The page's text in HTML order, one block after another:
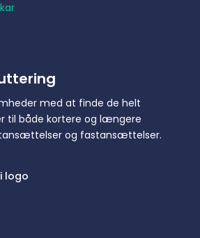
med at finde de helt
til både kortere og længere
og fastansættelser.